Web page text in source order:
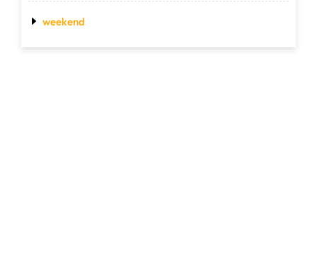
weekend